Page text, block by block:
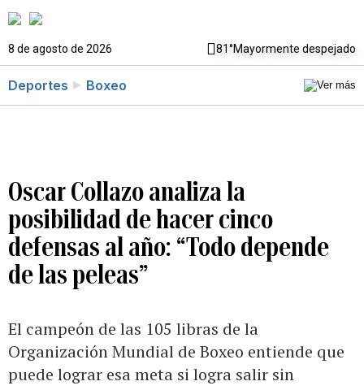
8 de agosto de 2026 81°Mayormente despejado
Deportes Boxeo
Oscar Collazo analiza la
posibilidad de hacer cinco
defensas al año: “Todo depende
de las peleas”
El campeón de las 105 libras de la
Organización Mundial de Boxeo entiende que
puede lograr esa meta si logra salir sin